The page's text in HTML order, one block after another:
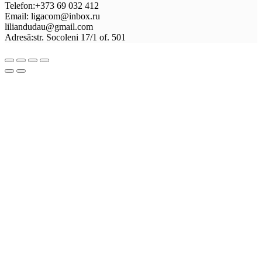
Telefon:+373 69 032 412
Email: ligacom@inbox.ru
liliandudau@gmail.com
Adresă:str. Socoleni 17/1 of. 501